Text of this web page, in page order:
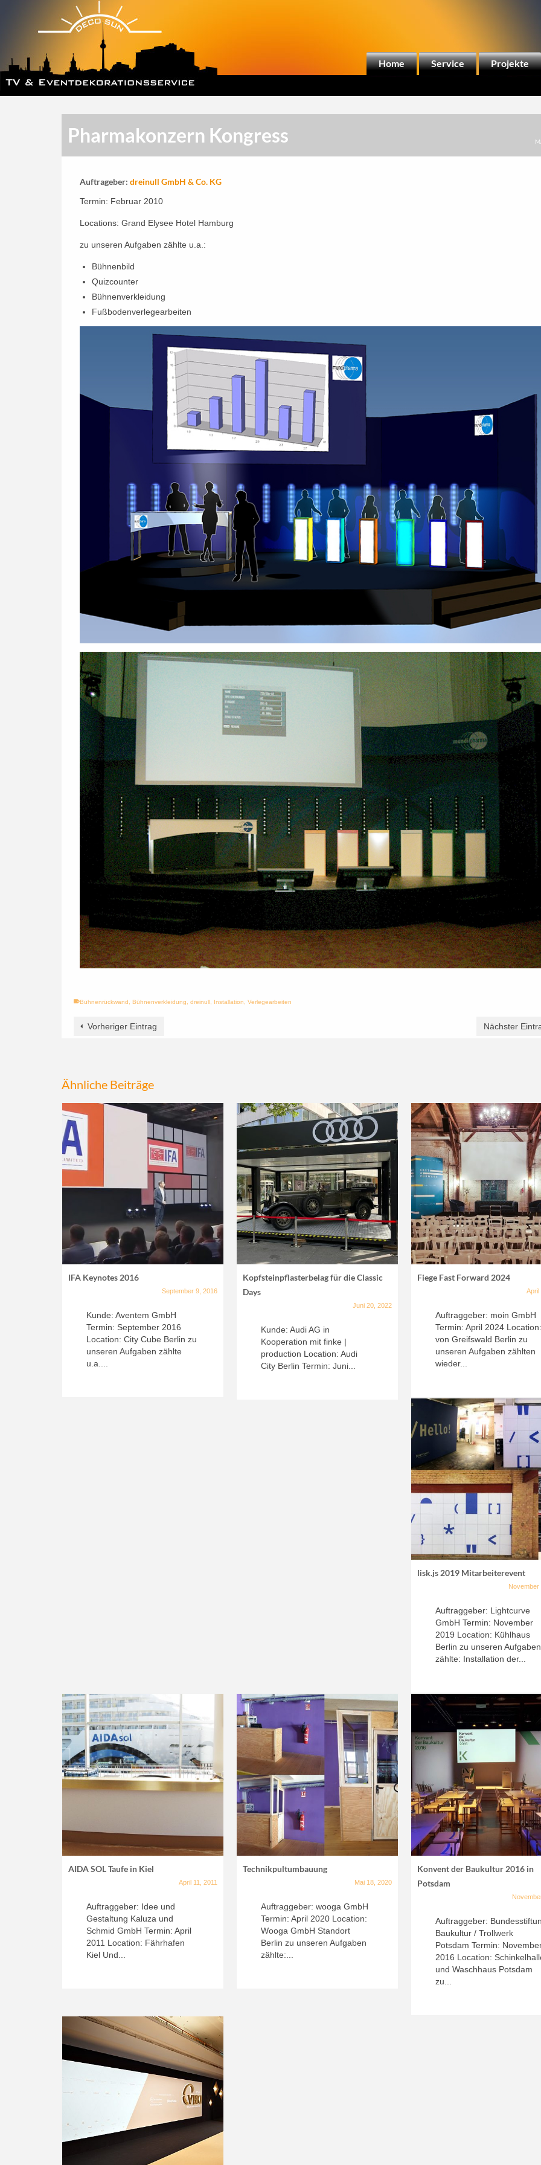
Home Service Projekte
Pharmakonzern Kongress
Auftrageber: dreinull GmbH & Co. KG
Termin: Februar 2010
Locations: Grand Elysee Hotel Hamburg
zu unseren Aufgaben zählte u.a.:
Bühnenbild
Quizcounter
Bühnenverkleidung
Fußbodenverlegearbeiten
Bühnenrückwand Bühnenverkleidung dreinull Installation Verlegearbeiten
Vorheriger Eintrag Nächster
Ähnliche Beiträge
IFA Keynotes 2016
September 9, 2016
Kunde: Aventem GmbH
Termin: September 2016
Location: City Cube Berlin zu
unseren Aufgaben zählte
u.a....
Kopfsteinpflasterbelag für die Classic
Days
Juni 20, 2022
Kunde: Audi AG in
Kooperation mit finke |
production Location: Audi
City Berlin Termin: Juni...
Fiege Fast Forward 2024
April
Auftraggeber: moin GmbH
Termin: April 2024
von Greifswald Berlin zu
unseren Aufgaben zählten
wieder...
lisk.js 2019 Mitarbeiterevent
November
Auftraggeber: Lightcurve
GmbH Termin: November
2019 Location: Kühlhaus
Berlin zu unseren Aufgaben
zählte: Installation der...
AIDA SOL Taufe in Kiel
April 11, 2011
Auftraggeber: Idee und
Gestaltung Kaluza und
Schmid GmbH Termin: April
2011 Location: Fährhafen
Kiel Und...
Technikpultumbauung
Mai 18, 2020
Auftraggeber: wooga GmbH
Termin: April 2020 Location:
Wooga GmbH Standort
Berlin zu unseren Aufgaben
zählte:...
Konvent der Baukultur 2016 in
Potsdam
Auftraggeber:
Baukultur / Trollwerk
Potsdam Termin:
2016 Location:
und Waschhaus Potsdam
zu...